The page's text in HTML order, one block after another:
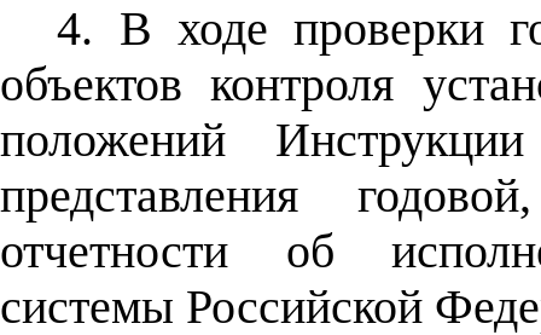
4. В ходе проверки
объектов контроля
положений
представления
отчетности об
системы Российской